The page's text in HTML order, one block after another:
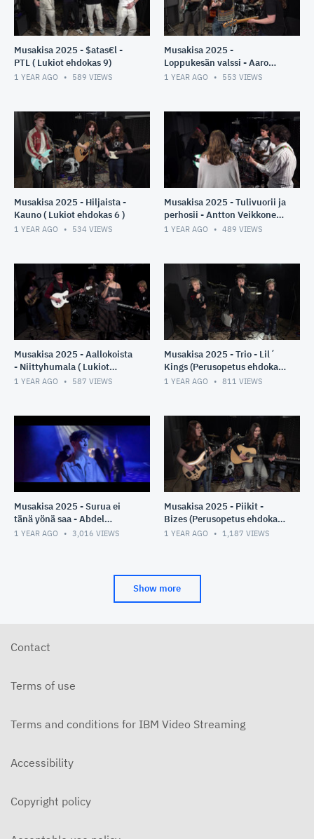
Musakisa 2025 - $atas€l -
PTL ( Lukiot ehdokas 9)
1 YEAR AGO 589 VIEWS
Musakisa 2025 -
Loppukesän valssi - Aaro
Joki & Arpajaiset ( Lukiot
1 YEAR AGO 553 VIEWS
Musakisa 2025 - Hiljaista -
Kauno ( Lukiot ehdokas 6 )
1 YEAR AGO 534 VIEWS
Musakisa 2025 - Tulivuorii ja
perhosii - Antton Veikkonen
( Lukiot ehdokas 7 )
1 YEAR AGO 489 VIEWS
Musakisa 2025 - Aallokoista
- Niittyhumala ( Lukiot
ehdokas 11)
1 YEAR AGO 587 VIEWS
Musakisa 2025 - Trio - Lil´
Kings (Perusopetus ehdokas
3)
1 YEAR AGO 811 VIEWS
Musakisa 2025 - Surua ei
tänä yönä saa - Abdel
Creates Lumielle (
1 YEAR AGO 3,016 VIEWS
Musakisa 2025 - Piikit -
Bizes (Perusopetus ehdokas
1)
1 YEAR AGO 1,187 VIEWS
Show more
Contact
Terms of use
Terms and conditions for IBM Video Streaming
Accessibility
Copyright policy